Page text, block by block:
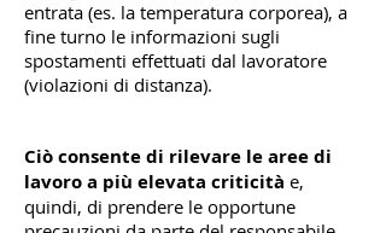
entrata (es. la temperatura corporea), a
fine turno le informazioni sugli
spostamenti effettuati dal lavoratore
(violazioni di distanza).
Ciò consente di rilevare le aree di
lavoro a più elevata criticità e,
quindi, di prendere le opportune